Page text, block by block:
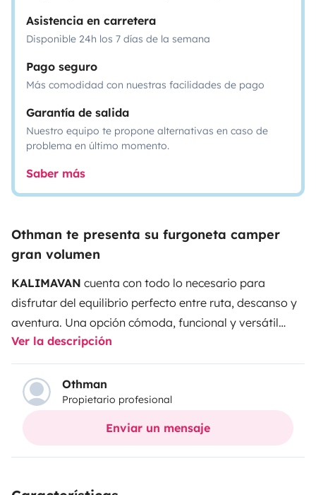
Asistencia en carretera
Disponible 24h los 7 días de la semana
Pago seguro
Más comodidad con nuestras facilidades de pago
Garantía de salida
Nuestro equipo te propone alternativas en caso de
problema en último momento.
Saber más
Othman te presenta su furgoneta camper
gran volumen
KALIMAVAN cuenta con todo lo necesario para
disfrutar del equilibrio perfecto entre ruta, descanso y
aventura. Una opción cómoda, funcional y versátil
para viajeros y viajeras con ganas de libertad.
plazas para viajar y dormir, este modelo de camper
está pensado tanto para escapadas en grupo como
para viajes en solitario o en pareja. Su interior
incorpora dos camas en litera de 140 cm, con cama
experiencia.Su distribución interior y las posibilidades
Ver la descripción
Othman
Propietario profesional
Enviar un mensaje